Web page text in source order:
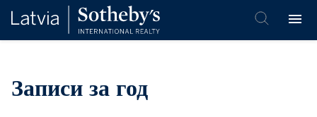
Записи за год